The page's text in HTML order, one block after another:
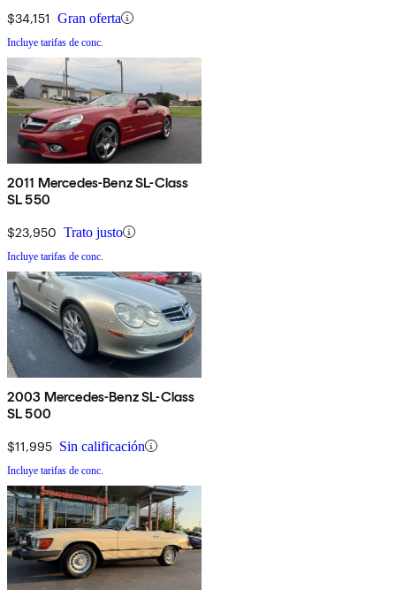
$34,151 Gran oferta
Incluye tarifas de conc.
2011 Mercedes-Benz SL-Class
SL 550
$23,950 Trato justo
Incluye tarifas de conc.
2003 Mercedes-Benz SL-Class
SL 500
$11,995 Sin calificación
Incluye tarifas de conc.